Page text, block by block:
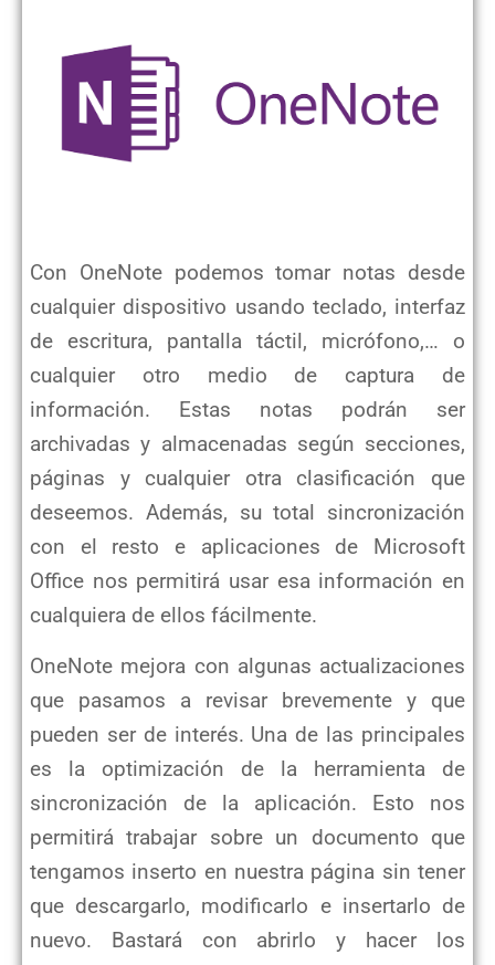
Con OneNote podemos tomar notas desde
cualquier dispositivo usando teclado, interfaz
de escritura, pantalla táctil, micrófono,… o
cualquier otro medio de captura de
información. Estas notas podrán ser
archivadas y almacenadas según secciones,
páginas y cualquier otra clasificación que
deseemos. Además, su total sincronización
con el resto e aplicaciones de Microsoft
Office nos permitirá usar esa información en
cualquiera de ellos fácilmente.
OneNote mejora con algunas actualizaciones
que pasamos a revisar brevemente y que
pueden ser de interés. Una de las principales
es la optimización de la herramienta de
sincronización de la aplicación. Esto nos
permitirá trabajar sobre un documento que
tengamos inserto en nuestra página sin tener
que descargarlo, modificarlo e insertarlo de
nuevo. Bastará con abrirlo y hacer los